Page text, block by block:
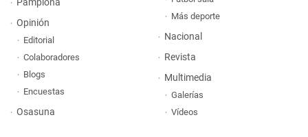
Pamplona
Opinión
Editorial
Colaboradores
Blogs
Encuestas
Osasuna
Más deporte
Nacional
Revista
Multimedia
Galerías
Vídeos